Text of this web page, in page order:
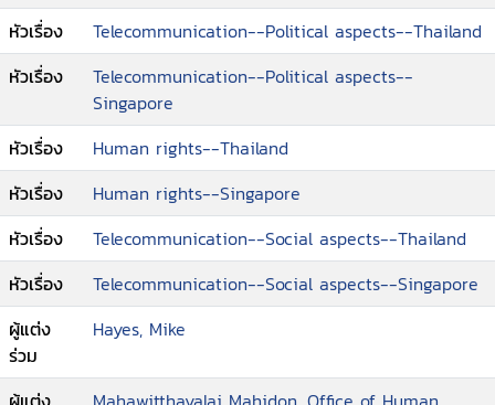
หัวเรื่อง
Telecommunication--Political aspects--Thailand
หัวเรื่อง
Telecommunication--Political aspects--
Singapore
หัวเรื่อง
Human rights--Thailand
หัวเรื่อง
Human rights--Singapore
หัวเรื่อง
Telecommunication--Social aspects--Thailand
หัวเรื่อง
Telecommunication--Social aspects--Singapore
ผู้แต่ง
ร่วม
Hayes, Mike